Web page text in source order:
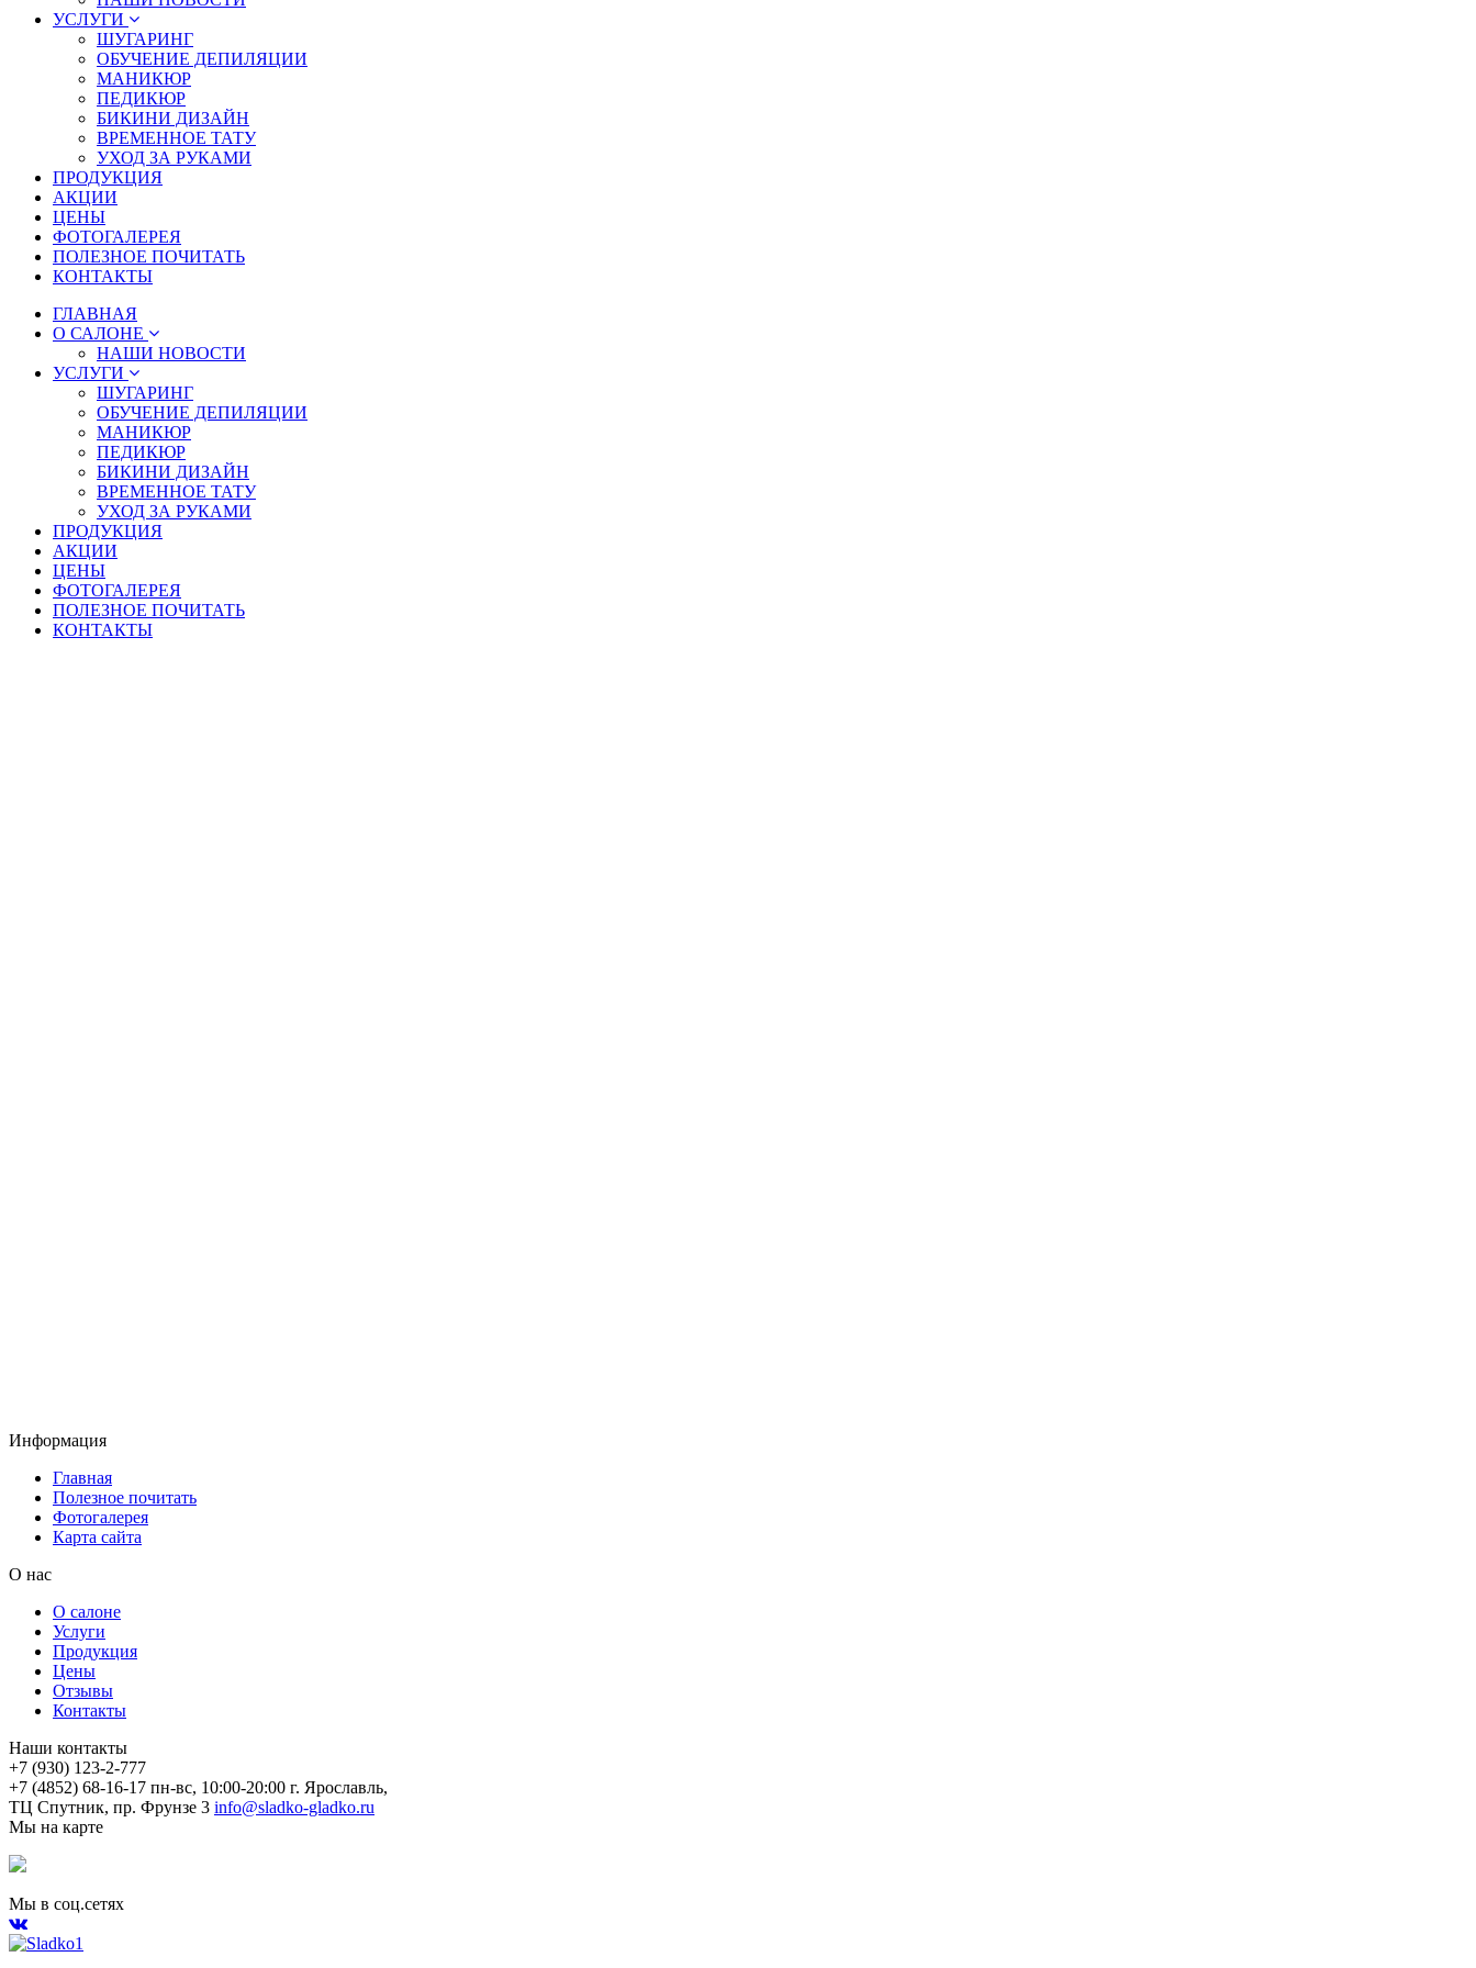
УСЛУГИ
ШУГАРИНГ
ОБУЧЕНИЕ ДЕПИЛЯЦИИ
МАНИКЮР
ПЕДИКЮР
БИКИНИ ДИЗАЙН
ВРЕМЕННОЕ ТАТУ
УХОД ЗА РУКАМИ
ПРОДУКЦИЯ
АКЦИИ
ЦЕНЫ
ФОТОГАЛЕРЕЯ
ПОЛЕЗНОЕ ПОЧИТАТЬ
КОНТАКТЫ
ГЛАВНАЯ
О САЛОНЕ
НАШИ НОВОСТИ
УСЛУГИ
ШУГАРИНГ
ОБУЧЕНИЕ ДЕПИЛЯЦИИ
МАНИКЮР
ПЕДИКЮР
БИКИНИ ДИЗАЙН
ВРЕМЕННОЕ ТАТУ
УХОД ЗА РУКАМИ
ПРОДУКЦИЯ
АКЦИИ
ЦЕНЫ
ФОТОГАЛЕРЕЯ
ПОЛЕЗНОЕ ПОЧИТАТЬ
КОНТАКТЫ
Информация
Главная
Полезное почитать
Фотогалерея
Карта сайта
О нас
О салоне
Услуги
Продукция
Цены
Отзывы
Контакты
Наши контакты
+7 (930) 123-2-777
+7 (4852) 68-16-17 пн-вс, 10:00-20:00 г. Ярославль,
ТЦ Спутник, пр. Фрунзе 3 info@sladko-gladko.ru
Мы на карте
Мы в соц.сетях